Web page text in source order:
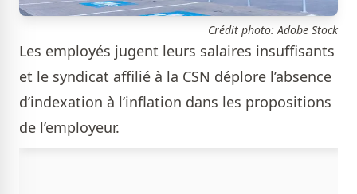
Crédit photo: Adobe Stock
Les employés jugent leurs salaires insuffisants
et le syndicat affilié à la CSN déplore l’absence
d’indexation à l’inflation dans les propositions
de l’employeur.